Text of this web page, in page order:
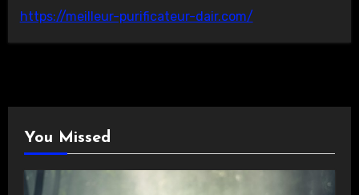
https://meilleur-purificateur-dair.com/
You Missed